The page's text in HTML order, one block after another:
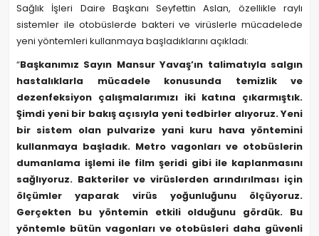
Sağlık İşleri Daire Başkanı Seyfettin Aslan, özellikle raylı
sistemler ile otobüslerde bakteri ve virüslerle mücadelede
yeni yöntemleri kullanmaya başladıklarını açıkladı:
“Başkanımız Sayın Mansur Yavaş’ın talimatıyla salgın
hastalıklarla mücadele konusunda temizlik ve
dezenfeksiyon çalışmalarımızı iki katına çıkarmıştık.
Şimdi yeni bir bakış açısıyla yeni tedbirler alıyoruz. Yeni
bir sistem olan pulvarize yani kuru hava yöntemini
kullanmaya başladık. Metro vagonları ve otobüslerin
dumanlama işlemi ile film şeridi gibi ile kaplanmasını
sağlıyoruz. Bakteriler ve virüslerden arındırılması için
ölçümler yaparak virüs yoğunluğunu ölçüyoruz.
Gerçekten bu yöntemin etkili olduğunu gördük. Bu
yöntemle bütün vagonları ve otobüsleri daha güvenli